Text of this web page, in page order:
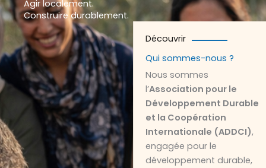
Agir localement.
Construire durablement.
Découvrir
Qui sommes-nous ?
Nous sommes
l’Association pour le
Développement Durable
et la Coopération
Internationale (ADDCI),
engagée pour le
développement durable,